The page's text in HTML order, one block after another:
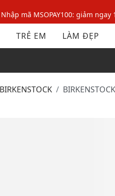
Nhập mã MSOPAY100: giảm
Nhập mã: MSOXINCHAO - Giảm
Nhập mã MSOPAY100: giảm
TRẺ EM LÀM ĐẸP
BIRKENSTOCK